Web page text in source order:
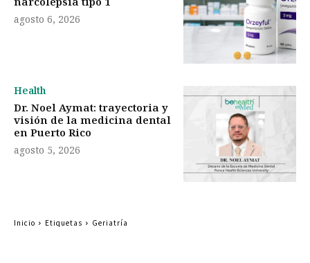
agosto 6, 2026
Health
Dr. Noel Aymat: trayectoria y
visión de la medicina dental
en Puerto Rico
agosto 5, 2026
Inicio Etiquetas Geriatría